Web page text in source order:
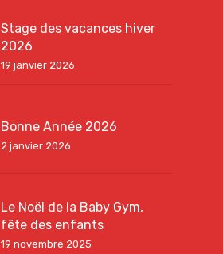
Stage des vacances hiver
2026
19 janvier 2026
Bonne Année 2026
2 janvier 2026
Le Noël de la Baby Gym,
fête des enfants
19 novembre 2025